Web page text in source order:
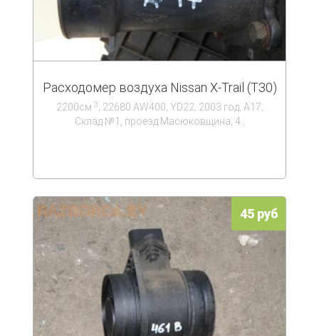
Расходомер воздуха Nissan X-Trail (T30)
2200см 3; 22680 AW400; YD22; 2003 год; А17;
Склад №1, проезд Масюковщина, 4.;
45 руб